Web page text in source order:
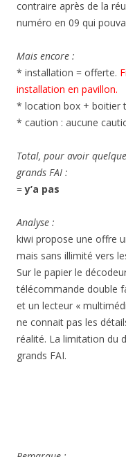
contraire après de la
numéro en 09 qui
Mais encore :
* installation = offerte.
installation en pavillon.
* location box + boitier
* caution : aucune
Total, pour avoir
grands FAI :
=y’a pas
Analyse :
kiwi propose une offre
mais sans illimité vers
Sur le papier le
télécommande double
et un lecteur «
ne connait pas les
réalité. La limitation du
grands FAI.